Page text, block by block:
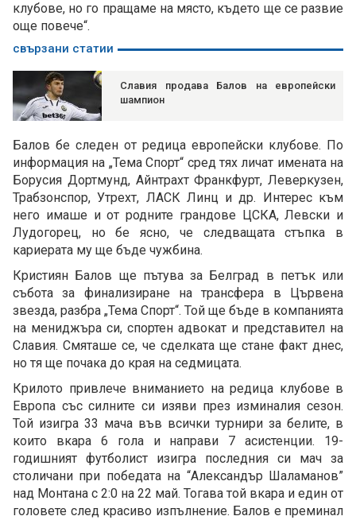
клубове, но го пращаме на място, където ще се развие
още повече“.
свързани статии
Славия продава Балов на европейски
шампион
Балов бе следен от редица европейски клубове. По
информация на „Тема Спорт“ сред тях личат имената на
Борусия Дортмунд, Айнтрахт Франкфурт, Леверкузен,
Трабзонспор, Утрехт, ЛАСК Линц и др. Интерес към
него имаше и от родните грандове ЦСКА, Левски и
Лудогорец, но бе ясно, че следващата стъпка в
кариерата му ще бъде чужбина.
Кристиян Балов ще пътува за Белград в петък или
събота за финализиране на трансфера в Цървена
звезда, разбра „Тема Спорт“. Той ще бъде в компанията
на мениджъра си, спортен адвокат и представител на
Славия. Смяташе се, че сделката ще стане факт днес,
но тя ще почака до края на седмицата.
Крилото привлече вниманието на редица клубове в
Европа със силните си изяви през изминалия сезон.
Той изигра 33 мача във всички турнири за белите, в
които вкара 6 гола и направи 7 асистенции. 19-
годишният футболист изигра последния си мач за
столичани при победата на “Александър Шаламанов”
над Монтана с 2:0 на 22 май. Тогава той вкара и един от
головете след красиво изпълнение. Балов е преминал